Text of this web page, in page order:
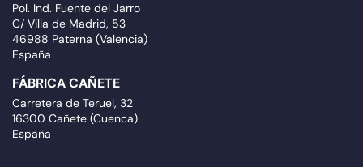
Pol. Ind. Fuente del Jarro
C/ Villa de Madrid, 53
46988 Paterna (Valencia)
España
FÁBRICA CAÑETE
Carretera de Teruel, 32
16300 Cañete (Cuenca)
España